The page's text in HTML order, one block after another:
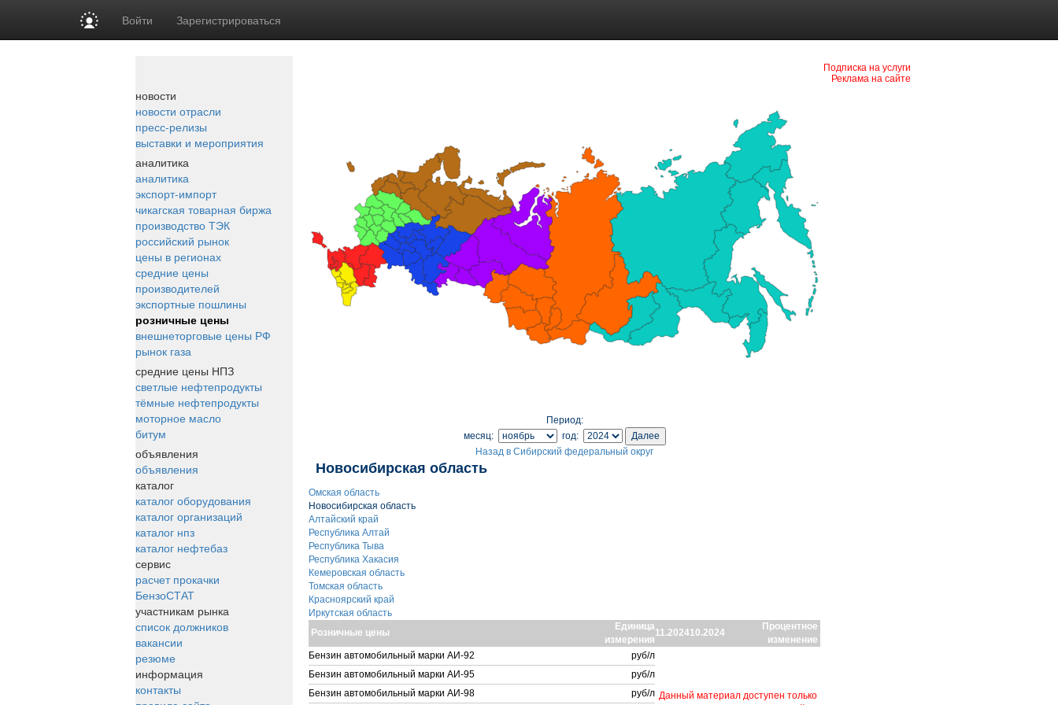
Войти Зарегистрироваться
новости
новости отрасли
пресс-релизы
выставки и мероприятия
аналитика
аналитика
экспорт-импорт
чикагская товарная биржа
производство ТЭК
российский рынок
цены в регионах
средние цены
производителей
экспортные пошлины
розничные цены
внешнеторговые цены РФ
рынок газа
средние цены НПЗ
светлые нефтепродукты
тёмные нефтепродукты
моторное масло
битум
объявления
объявления
каталог
каталог оборудования
каталог организаций
каталог нпз
каталог нефтебаз
сервис
расчет прокачки
БензоСТАТ
участникам рынка
список должников
вакансии
резюме
информация
контакты
Подписка на услуги
Реклама на сайте
Период:
месяц:
год:
Назад в Сибирский федеральный округ
Новосибирская область
Омская область
Новосибирская область
Алтайский край
Республика Алтай
Республика Тыва
Республика Хакасия
Кемеровская область
Томская область
Красноярский край
Иркутская область
Розничные цены
Единица
измерения
11.202410.2024
Процентное
изменение
Бензин автомобильный марки АИ-92
руб/л
Данный материал доступен только
Бензин автомобильный марки АИ-95
руб/л
Бензин автомобильный марки АИ-98
руб/л